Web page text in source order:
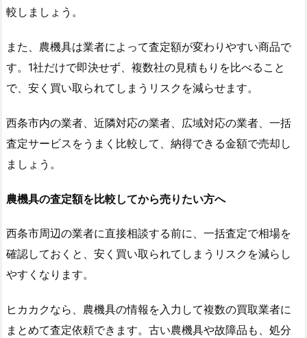
較しましょう。
また、農機具は業者によって査定額が変わりやすい商品で
す。1社だけで即決せず、複数社の見積もりを比べること
で、安く買い取られてしまうリスクを減らせます。
西条市内の業者、近隣対応の業者、広域対応の業者、一括
査定サービスをうまく比較して、納得できる金額で売却し
ましょう。
農機具の査定額を比較してから売りたい方へ
西条市周辺の業者に直接相談する前に、一括査定で相場を
確認しておくと、安く買い取られてしまうリスクを減らし
やすくなります。
ヒカカクなら、農機具の情報を入力して複数の買取業者に
まとめて査定依頼できます。古い農機具や故障品も、処分